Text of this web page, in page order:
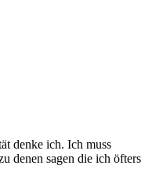
denke ich. Ich muss
denen sagen die ich öfters